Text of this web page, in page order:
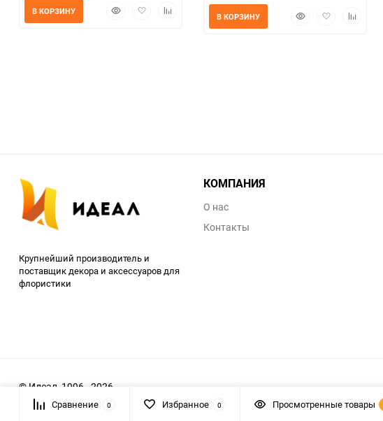
БыстрыйДобавитьДобавить
В КОРЗИНУ
БыстрыйДобавитьДобавить
В КОРЗИНУ
Крупнейший производитель и
поставщик декора и аксессуаров для
флористики
КОМПАНИЯ
О нас
Контакты
© Идеал, 1996 - 2026
Сравнение 0 Избранное 0 Просмотренные товары